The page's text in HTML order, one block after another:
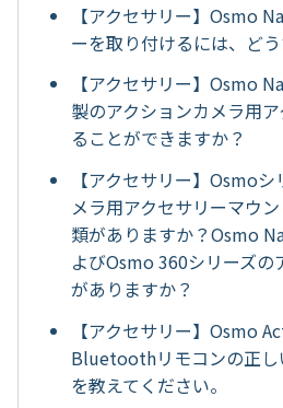
【アクセサリー】Osmo
ーを取り付けるには、ど
【アクセサリー】Osmo
製のアクションカメラ用
ることができますか？
【アクセサリー】Osmo
メラ用アクセサリーマウ
類がありますか？Osmo
よびOsmo 360シリーズ
がありますか？
【アクセサリー】Osmo
Bluetoothリモコンの正し
を教えてください。